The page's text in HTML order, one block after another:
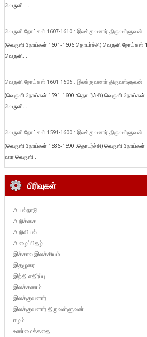
வெருளி -...
வெருளி நோய்கள் 1607-1610 : இலக்குவனார் திருவள்ளுவன்
(வெருளி நோய்கள் 1601-1606 தொடர்ச்சி) வெருளி நோய்கள்
வெருளி...
வெருளி நோய்கள் 1601-1606 : இலக்குவனார் திருவள்ளுவன்
(வெருளி நோய்கள் 1591-1600 :தொடர்ச்சி) வெருளி நோய்கள்
வெருளி...
வெருளி நோய்கள் 1591-1600 : இலக்குவனார் திருவள்ளுவன்
(வெருளி நோய்கள் 1586-1590 :தொடர்ச்சி) வெருளி நோய்கள்
வார வெருளி...
பிரிவுகள்
அயல்நாடு
அறிக்கை
அறிவியல்
அழைப்பிதழ்
இக்கால இலக்கியம்
இதழுரை
இந்தி எதிர்ப்பு
இலக்கணம்
இலக்குவனார்
இலக்குவனார் திருவள்ளுவன்
ஈழம்
உண்மைக்கதை